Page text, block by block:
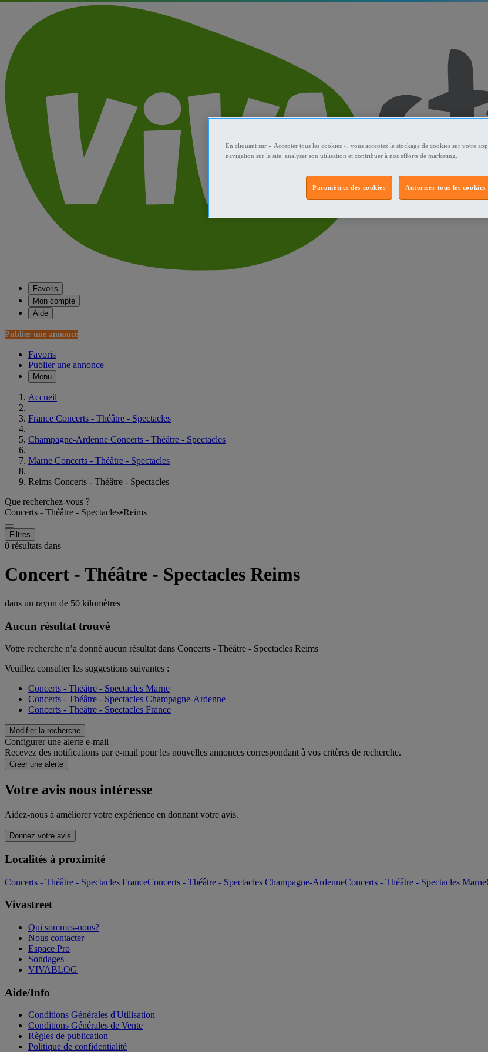
Favoris
Mon compte
Aide
Publier une annonce
Favoris
Publier une annonce
Menu
Accueil
France Concerts - Théâtre - Spectacles
Champagne-Ardenne Concerts - Théâtre - Spectacles
Marne Concerts - Théâtre - Spectacles
Reims Concerts - Théâtre - Spectacles
Que recherchez-vous ?
Concerts - Théâtre - Spectacles•Reims
Filtres
0 résultats dans
Concert - Théâtre - Spectacles Reims
dans un rayon de 50 kilomètres
Aucun résultat trouvé
Votre recherche n’a donné aucun résultat dans Concerts - Théâtre - Spectacles Reims
Veuillez consulter les suggestions suivantes :
Concerts - Théâtre - Spectacles Marne
Concerts - Théâtre - Spectacles Champagne-Ardenne
Concerts - Théâtre - Spectacles France
Modifier la recherche
Configurer une alerte e-mail
Recevez des notifications par e-mail pour les nouvelles annonces correspondant à vos critères de recherche.
Créer une alerte
Votre avis nous intéresse
Aidez-nous à améliorer votre expérience en donnant votre avis.
Donnez votre avis
Localités à proximité
Concerts - Théâtre - Spectacles FranceConcerts - Théâtre - Spectacles Champagne-ArdenneConcerts - Théâtre - Spectacles Marne
Vivastreet
Qui sommes-nous?
Nous contacter
Espace Pro
Sondages
VIVABLOG
Aide/Info
Conditions Générales d'Utilisation
Conditions Générales de Vente
Règles de publication
Politique de confidentialité
En cliquant sur « Accepter tous les cookies », vous acceptez le stockage de cookies sur votre
navigation sur le site, analyser son utilisation et contribuer à nos efforts de marketing.
Autoriser tous les cookies
Paramètres des cookies